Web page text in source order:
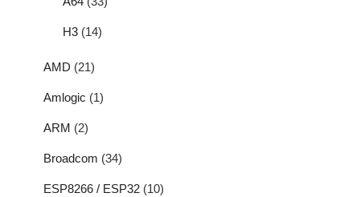
H3 (14)
AMD (21)
Amlogic (1)
ARM (2)
Broadcom (34)
ESP8266 / ESP32 (10)